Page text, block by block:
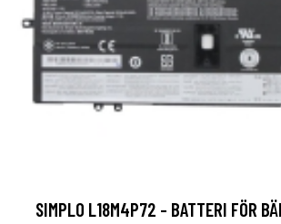
SIMPLO L18M4P72 - BATTERI FÖR